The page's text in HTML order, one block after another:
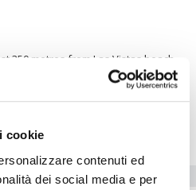
cookie
contenuti ed
dei social media e per
350 metres from Las Vistas beach,
Cristianos and neighbouring
will appeal to couples or
friendly, relaxed atmosphere, with